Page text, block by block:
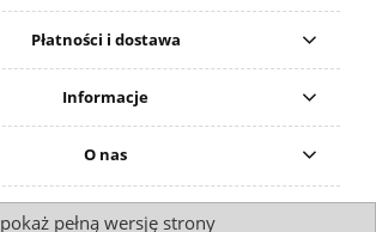
Płatności i dostawa
Informacje
O nas
pokaż pełną wersję strony